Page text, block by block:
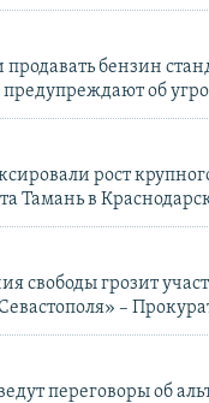
бензин
предупреждают об
рост
Тамань в
свободы грозит
–
переговоры об